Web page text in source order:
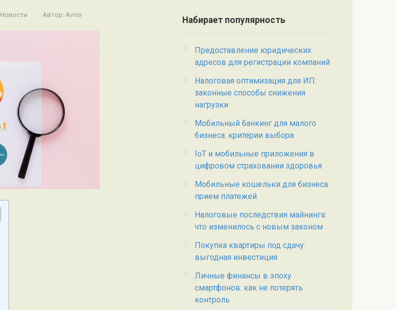
Новости Автор: Avtor
Набирает популярность
Предоставление юридических
адресов для регистрации компаний
Налоговая оптимизация для ИП:
законные способы снижения
нагрузки
Мобильный банкинг для малого
бизнеса: критерии выбора
IoT и мобильные приложения в
цифровом страховании здоровья
Мобильные кошельки для бизнеса:
прием платежей
Налоговые последствия майнинга:
что изменилось с новым законом
Покупка квартиры под сдачу:
выгодная инвестиция
Личные финансы в эпоху
смартфонов: как не потерять
контроль